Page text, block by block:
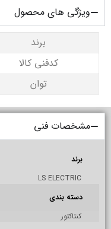
ویژگی های محصول
برند
کدفنی کالا
توان
مشخصات فنی
برند
LS ELECTRIC
دسته بندی
کنتاکتور